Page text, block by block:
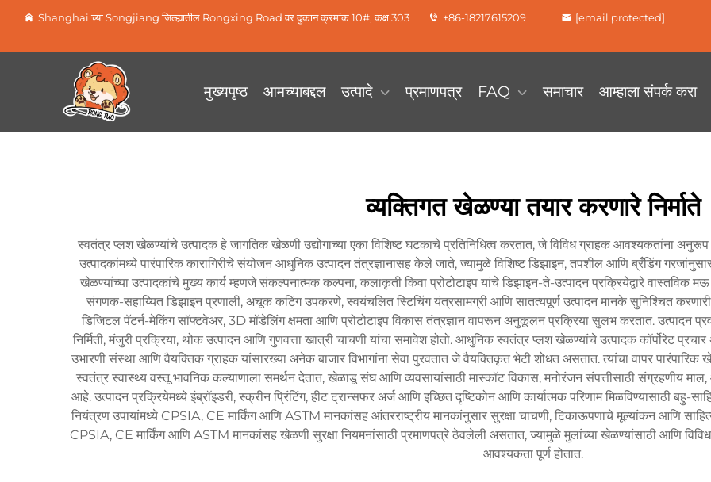
Shanghai च्या Songjiang जिल्ह्यातील Rongxing Road वर दुकान क्रमांक 10#, कक्ष 303 +86-18217615209 [email protected]
मुख्यपृष्ठ आमच्याबद्दल उत्पादे प्रमाणपत्र FAQ समाचार आम्हाला संपर्क करा
व्यक्तिगत खेळण्या तयार करणारे निर्माते
स्वतंत्र प्लश खेळण्यांचे उत्पादक हे जागतिक खेळणी उद्योगाच्या एका विशिष्ट घटकाचे प्रतिनिधित्व करतात, जे विविध ग्राहक आवश्यकतांना
उत्पादकांमध्ये पारंपारिक कारागिरीचे संयोजन आधुनिक उत्पादन तंत्रज्ञानासह केले जाते, ज्यामुळे विशिष्ट डिझाइन, तपशील आणि ब्रँडिंग
खेळण्यांच्या उत्पादकांचे मुख्य कार्य म्हणजे संकल्पनात्मक कल्पना, कलाकृती किंवा प्रोटोटाइप यांचे डिझाइन-ते-उत्पादन प्रक्रियेद्वारे वास्तविक
संगणक-सहाय्यित डिझाइन प्रणाली, अचूक कटिंग उपकरणे, स्वयंचलित स्टिचिंग यंत्रसामग्री आणि सातत्यपूर्ण उत्पादन मानके सुनिश्चित करणारी
डिजिटल पॅटर्न-मेकिंग सॉफ्टवेअर, 3D मॉडेलिंग क्षमता आणि प्रोटोटाइप विकास तंत्रज्ञान वापरून अनुकूलन प्रक्रिया सुलभ करतात. उत्पादन
निर्मिती, मंजुरी प्रक्रिया, थोक उत्पादन आणि गुणवत्ता खात्री चाचणी यांचा समावेश होतो. आधुनिक स्वतंत्र प्लश खेळण्यांचे उत्पादक कॉर्पोरेट
उभारणी संस्था आणि वैयक्तिक ग्राहक यांसारख्या अनेक बाजार विभागांना सेवा पुरवतात जे वैयक्तिकृत भेटी शोधत असतात. त्यांचा वापर
स्वतंत्र स्वास्थ्य वस्तू भावनिक कल्याणाला समर्थन देतात, खेळाडू संघ आणि व्यवसायांसाठी मास्कॉट विकास, मनोरंजन संपत्तीसाठी संग्रहणीय
आहे. उत्पादन प्रक्रियेमध्ये इंब्रॉइडरी, स्क्रीन प्रिंटिंग, हीट ट्रान्सफर अर्ज आणि इच्छित दृष्टिकोन आणि कार्यात्मक परिणाम मिळविण्यासाठी बहु-
नियंत्रण उपायांमध्ये CPSIA, CE मार्किंग आणि ASTM मानकांसह आंतरराष्ट्रीय मानकांनुसार सुरक्षा चाचणी, टिकाऊपणाचे मूल्यांकन आणि
CPSIA, CE मार्किंग आणि ASTM मानकांसह खेळणी सुरक्षा नियमनांसाठी प्रमाणपत्रे ठेवलेली असतात, ज्यामुळे मुलांच्या खेळण्यांसाठी आणि विविध
आवश्यकता पूर्ण होतात.